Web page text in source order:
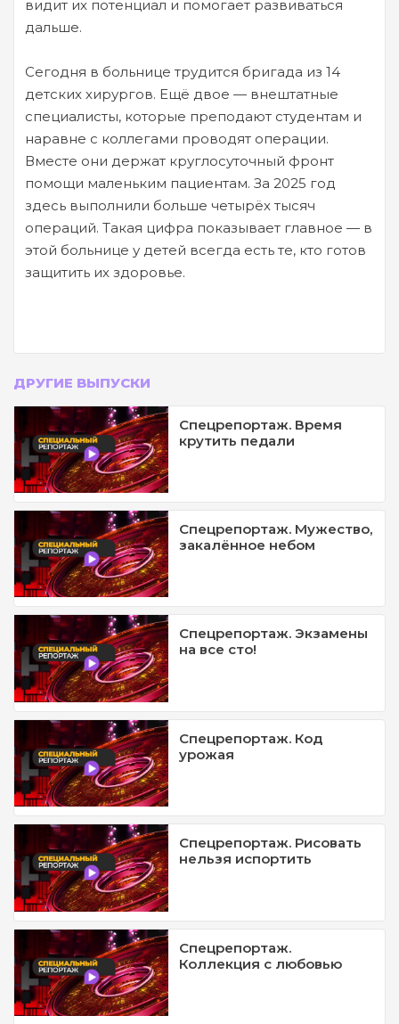
видит их потенциал и помогает развиваться
дальше.
Сегодня в больнице трудится бригада из 14
детских хирургов. Ещё двое — внештатные
специалисты, которые преподают студентам и
наравне с коллегами проводят операции.
Вместе они держат круглосуточный фронт
помощи маленьким пациентам. За 2025 год
здесь выполнили больше четырёх тысяч
операций. Такая цифра показывает главное — в
этой больнице у детей всегда есть те, кто готов
защитить их здоровье.
ДРУГИЕ ВЫПУСКИ
Спецрепортаж. Время
крутить педали
Спецрепортаж. Мужество,
закалённое небом
Спецрепортаж. Экзамены
на все сто!
Спецрепортаж. Код
урожая
Спецрепортаж. Рисовать
нельзя испортить
Спецрепортаж.
Коллекция с любовью